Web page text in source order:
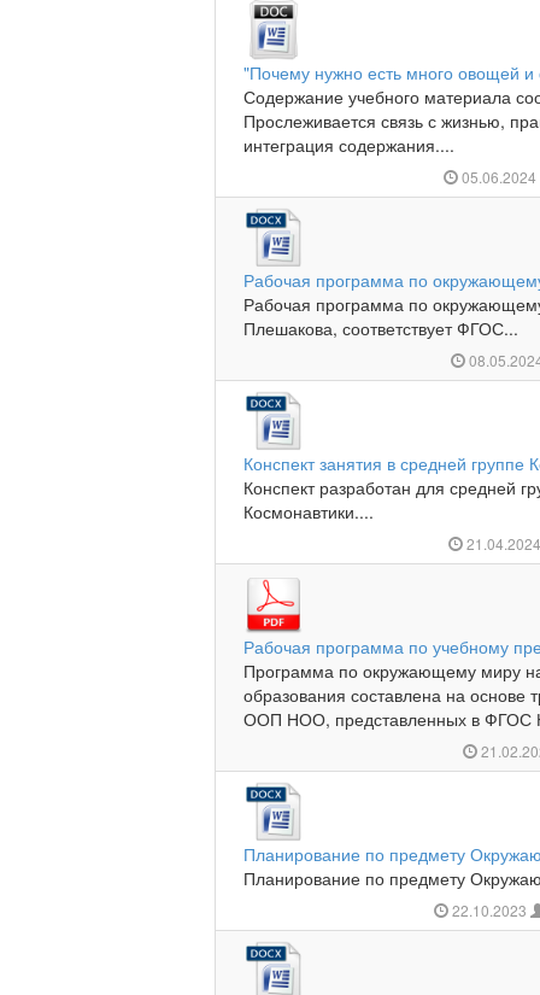
"Почему нужно есть много овощей и
Содержание учебного материала
Прослеживается связь с жизнью,
интеграция содержания....
05.06.2024
Рабочая программа по
Рабочая программа по
Плешакова, соответствует ФГОС...
Конспект занятия в средней группе
Конспект разработан для средней
Космонавтики....
Рабочая программа по учебному
Программа по окружающему миру
образования составлена на основе
ООП НОО, представленных в
Планирование по предмету
Планирование по предмету
22.10.2023